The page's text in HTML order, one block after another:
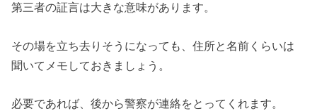
第三者の証言は大きな意味があります。
その場を立ち去りそうになっても、住所と名前くらいは
聞いてメモしておきましょう。
必要であれば、後から警察が連絡をとってくれます。